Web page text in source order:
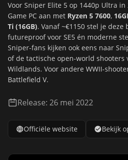
Voor Sniper Elite 5 op 1440p Ultra
Game PC aan met Ryzen 5 7600,
Ti (16GB). Vanaf ~€1150 stel je
futureproof voor SE5 én moderne
Sniper-fans kijken ook eens naar
of de tactische open-world shooters
Wildlands. Voor andere WWII-
Battlefield V.
Release: 26 mei 2022
Officiële website Bekijk